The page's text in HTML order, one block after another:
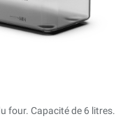
four. Capacité de 6 litres.